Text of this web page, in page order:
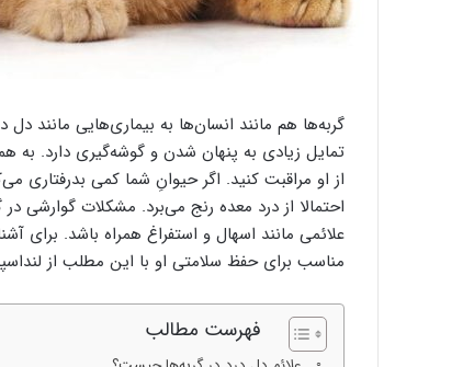
گربه‌ها هم مانند انسان‌ها به بیماری‌هایی مانند
تمایل زیادی به پنهان شدن و گوشه‌گیری دارد. به
از او مراقبت کنید. اگر حیوانِ شما کمی بدرفتاری
احتمالا از درد معده رنج می‌برد. مشکلات گوارشی
علائمی مانند اسهال و استفراغ همراه باشد. برای
مناسب برای حفظ سلامتی او با این مطلب از
فهرست مطالب